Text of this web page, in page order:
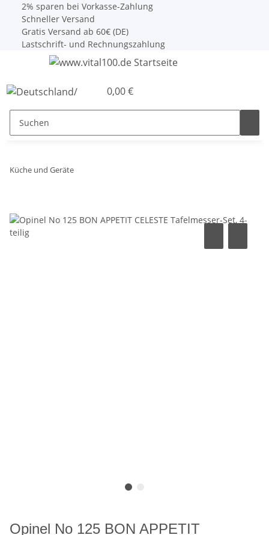
2% sparen bei Vorkasse-Zahlung
Schneller Versand
Gratis Versand ab 60€ (DE)
Lastschrift- und Rechnungszahlung
0,00 €
Küche und Geräte
Opinel No 125 BON APPETIT